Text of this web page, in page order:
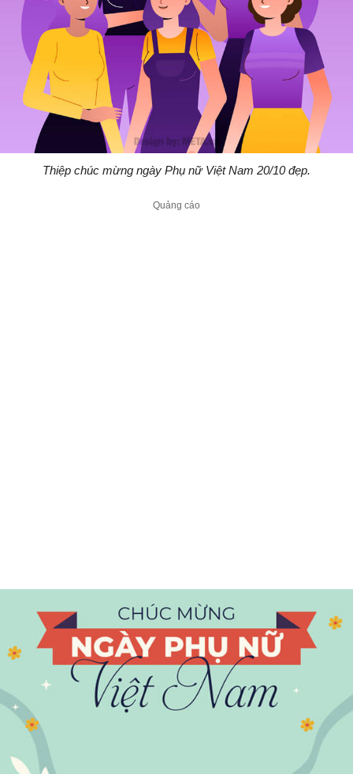
Thiệp chúc mừng ngày Phụ nữ Việt Nam 20/10 đẹp.